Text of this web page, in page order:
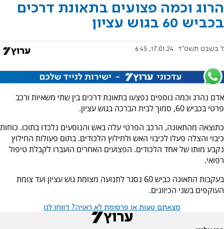
הרוג וכמה פצועים בתאונת דרכים
בכביש 60 בגוש עציון
ז' בשבט תשפ"ד 17.01.24, 6:45
אדם נהרג וכמה נוספים נפצעו בתאונת דרכים בין שתי משאיות ורכב
פרטי בכביש 60, סמוך לבית הברכה בגוש עציון.
כתוצאה מהתאונה, הרכב הפרטי עלה באש והנוסעים נלכדו בתוכו. כוחות
כיבוי והצלה פעלו לכיבוי האש ולחילוץ הלכודים. בתום פעולות החילוץ
נקבע מותו של אחד הלכודים. הפצועים האחרים הועברו לקבלת טיפול
רפואי.
בעקבות התאונה כביש 60 נסגר לתנועה מצומת גוש עציון ועד צומת
העוקפים בשני הכיוונים.
מצאתם טעות או פרסומת לא ראויה? דווחו לנו